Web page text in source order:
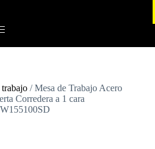
trabajo/ Mesa de Trabajo Acero
Corredera a 1 cara